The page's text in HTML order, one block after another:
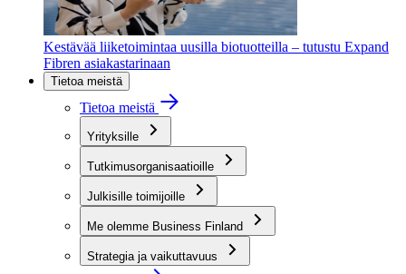
Kestävää liiketoimintaa uusilla biotuotteilla – tutustu Expand
Fibren asiakastarinaan
Tietoa meistä
Tietoa meistä
Yrityksille
Tutkimusorganisaatioille
Julkisille toimijoille
Me olemme Business Finland
Strategia ja vaikuttavuus